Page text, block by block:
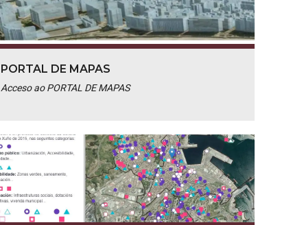
PORTAL DE MAPAS
Acceso ao PORTAL DE MAPAS